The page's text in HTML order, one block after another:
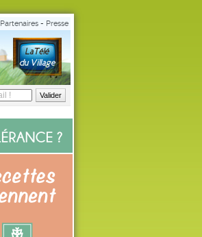
Partenaires - Presse